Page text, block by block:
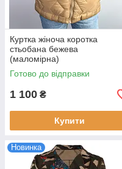
вітровки та курточки
Сумки та рюкзаки:
Набори сумок: один
ти товарів.
Приємного шопінгу з
Куртка жіноча коротка
стьобана бежева
(маломірна)
Готово до відправки
1 100 ₴
Купити
Новинка